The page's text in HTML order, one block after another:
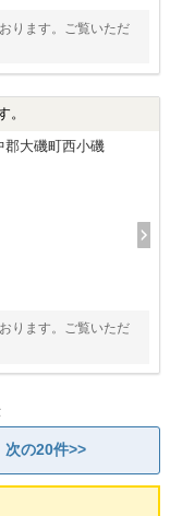
ります。ご覧いただ
。
郡大磯町西小磯
ります。ご覧いただ
次の20件>>